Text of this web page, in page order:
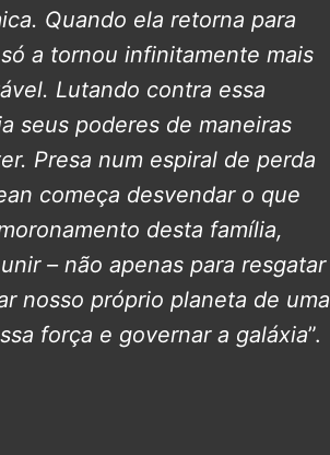
Quando ela retorna para
a tornou infinitamente mais
Lutando contra essa
seus poderes de maneiras
Presa num espiral de perda
começa desvendar o que
desta família,
– não apenas para resgatar
nosso próprio planeta de uma
força e governar a galáxia”.